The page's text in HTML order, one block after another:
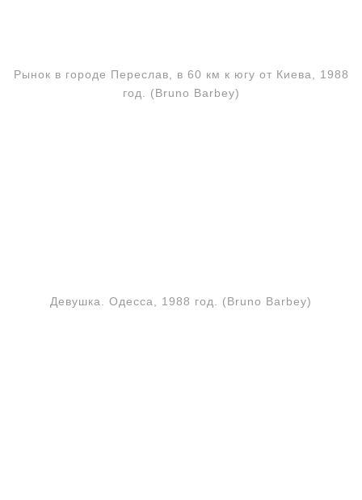
Рынок в городе Переслав, в 60 км к югу от Киева, 1988
год. (Bruno Barbey)
Девушка. Одесса, 1988 год. (Bruno Barbey)